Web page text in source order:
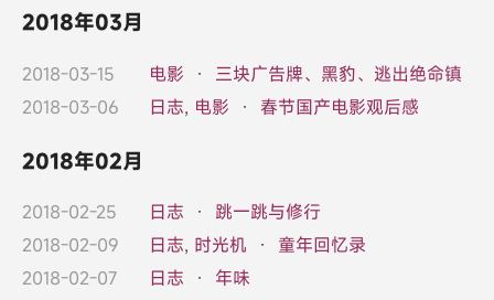
2018年03月
2018-03-15 电影 · 三块广告牌、黑豹、逃出绝命镇
2018-03-06
日志, 电影 · 春节国产电影观后感
2018年02月
2018-02-25 日志 · 跳一跳与修行
2018-02-09
日志, 时光机 · 童年回忆录
2018-02-07
日志 · 年味